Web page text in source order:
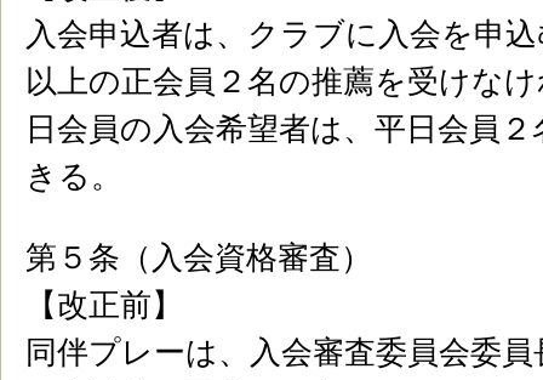
入会申込者は、クラブに入会を申
以上の正会員２名の推薦を受けな
日会員の入会希望者は、平日会員
きる。
第５条（入会資格審査）
【改正前】
同伴プレーは、入会審査委員会委